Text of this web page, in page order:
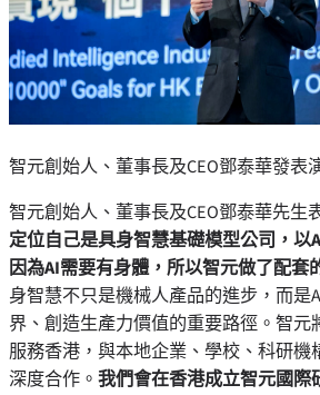
智元創始人、董事長及CEO鄧泰華發表
智元創始人、董事長及CEO鄧泰華先生
定位自己是具身智慧基礎模型公司，以
因為AI需要有身體，所以智元做了配套
身智慧不只是機械人產品的進步，而是
界、創造生產力價值的重要路徑。智元
服務香港，與本地企業、學校、科研機
深度合作。 我們會在香港成立智元國際